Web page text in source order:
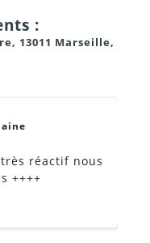
:
13011 Marseille,
réactif nous
++++